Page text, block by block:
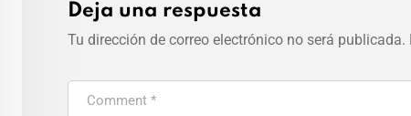
Deja una respuesta
Tu dirección de correo electrónico no será publicada.